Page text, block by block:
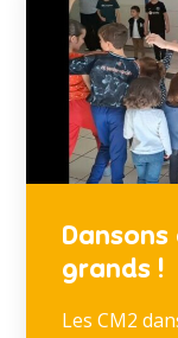
grands !
Les CM2